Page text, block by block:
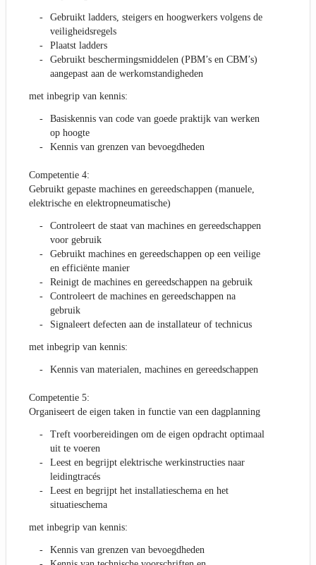
Gebruikt ladders, steigers en hoogwerkers volgens de
veiligheidsregels
Plaatst ladders
Gebruikt beschermingsmiddelen (PBM’s en CBM’s)
aangepast aan de werkomstandigheden
met inbegrip van kennis:
Basiskennis van code van goede praktijk van werken
op hoogte
Kennis van grenzen van bevoegdheden
Competentie 4:
Gebruikt gepaste machines en gereedschappen (manuele,
elektrische en elektropneumatische)
Controleert de staat van machines en gereedschappen
voor gebruik
Gebruikt machines en gereedschappen op een veilige
en efficiënte manier
Reinigt de machines en gereedschappen na gebruik
Controleert de machines en gereedschappen na
gebruik
Signaleert defecten aan de installateur of technicus
met inbegrip van kennis:
Kennis van materialen, machines en gereedschappen
Competentie 5:
Organiseert de eigen taken in functie van een dagplanning
Treft voorbereidingen om de eigen opdracht optimaal
uit te voeren
Leest en begrijpt elektrische werkinstructies naar
leidingtracés
Leest en begrijpt het installatieschema en het
situatieschema
met inbegrip van kennis:
Kennis van grenzen van bevoegdheden